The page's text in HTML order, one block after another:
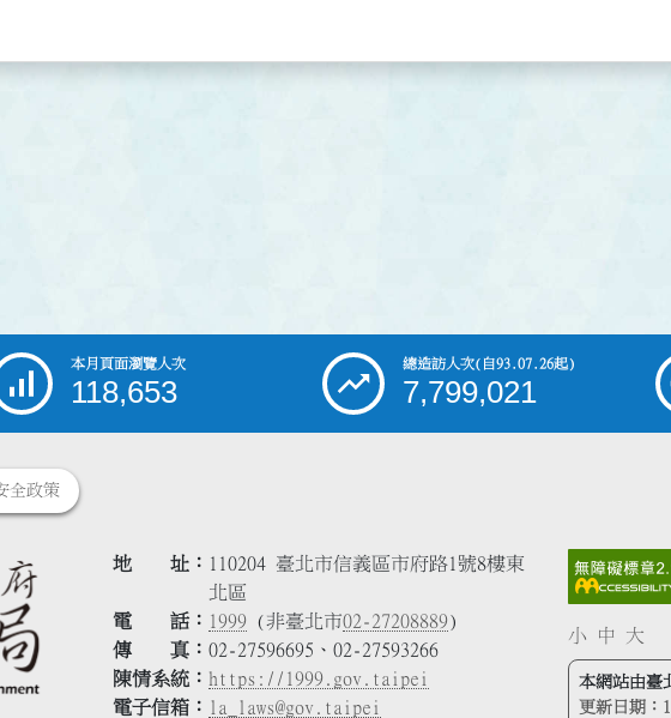
本月頁面瀏覽人次
118,653
總造訪人次(自93.07.26起)
7,799,021
全政策
地 址
110204 臺北市信義區市府路1號8樓東
北區
電 話
1999 (非臺北市02-27208889)
傳 真
02-27596695、02-27593266
陳情系統
https://1999.gov.taipei
電子信箱
la_laws@gov.taipei
小 中 大
本網站由臺
更新日期：